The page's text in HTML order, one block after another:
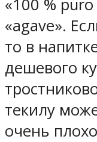
«100 %
«agave».
то в
дешевого
текилу
очень